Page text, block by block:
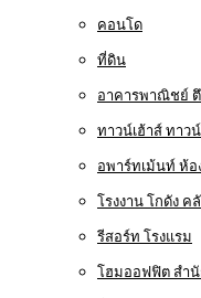
คอนโด
ที่ดิน
อาคารพาณิชย์
ทาวน์เฮ้าส์ ทาว
อพาร์ทเม้นท์ ห้อ
โรงงาน โกดัง ค
รีสอร์ท โรงแรม
โฮมออฟฟิต สำ